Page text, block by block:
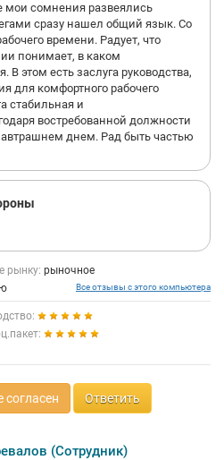
мои сомнения развеялись
сразу нашел общий язык. Со
времени. Радует, что
понимает, в каком
этом есть заслуга руководства,
для комфортного рабочего
стабильная и
востребованной должности
днем. Рад быть частью
рынку: рыночное
Все отзывы с этого компьютера
согласен Ответить
(Сотрудник)